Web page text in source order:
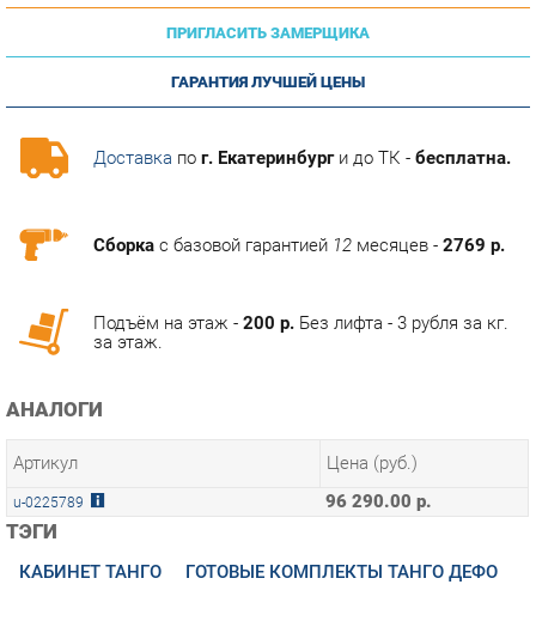
ГАРАНТИЯ ЛУЧШЕЙ ЦЕНЫ
Доставкапог. Екатеринбурги до ТК -бесплатна.
АНАЛОГИ
Артикул
u-0225789 96 290.00 р.
ТЭГИ
КАБИНЕТ ТАНГО ГОТОВЫЕ КОМПЛЕКТЫ ТАНГО ДЕФО
ОПИСАНИЕ